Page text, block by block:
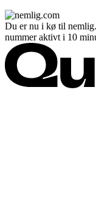
Du er nu i kø til
nummer aktivt i 10